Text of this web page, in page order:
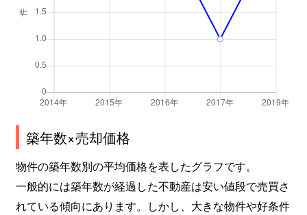
築年数×売却価格
物件の築年数別の平均価格を表したグラフです。
一般的には築年数が経過した不動産は安い値段で売買さ
れている傾向にあります。しかし、大きな物件や好条件